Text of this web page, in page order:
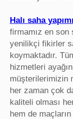
Halı saha yapımı
firmamız en
yenilikçi fikirler
koymaktadır.
hizmetleri
müşterilerimizin
her zaman çok
kaliteli olması
hem de